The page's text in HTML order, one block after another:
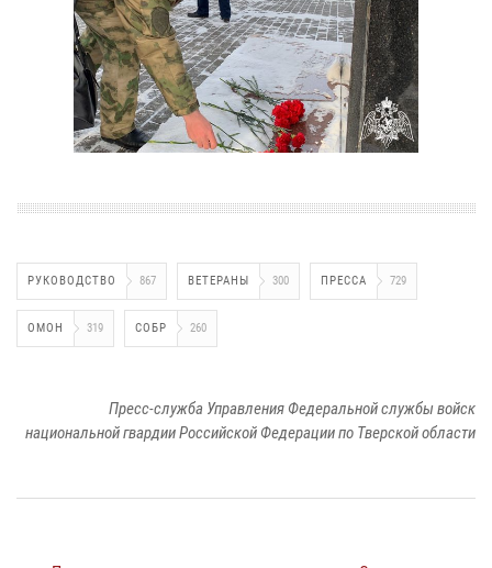
РУКОВОДСТВО 867 ВЕТЕРАНЫ 300 ПРЕССА 729
ОМОН 319 СОБР 260
Пресс-служба Управления Федеральной службы войск
национальной гвардии Российской Федерации по Тверской области